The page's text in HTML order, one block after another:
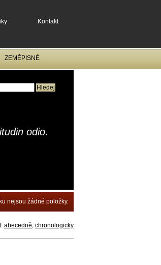
abecedně, chronologicky
Kontakt
ZEMĚPISNÉ
odio.
nejsou žádné položky.